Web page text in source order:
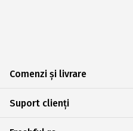
Comenzi și livrare
Suport clienți